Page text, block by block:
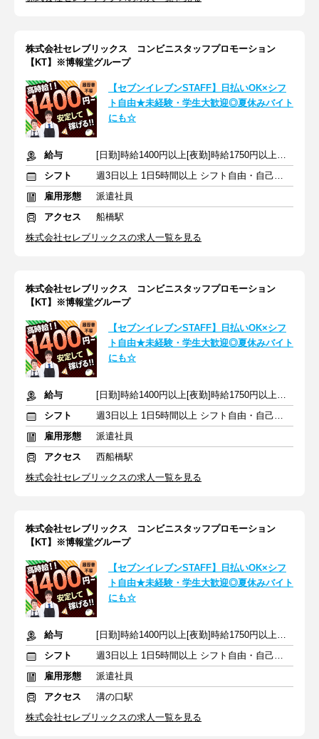
株式会社セレブリックス コンビニスタッフプロモーション
【KT】※博報堂グループ
【セブンイレブンSTAFF】日払いOK×シフ
ト自由★未経験・学生大歓迎◎夏休みバイト
にも☆
給与
[日勤]時給1400円以上[夜勤]時給1750円以上＋交通費
シフト
週3日以上 1日5時間以上 シフト自由・自己申告
雇用形態
派遣社員
アクセス
船橋駅
株式会社セレブリックスの求人一覧を見る
株式会社セレブリックス コンビニスタッフプロモーション
【KT】※博報堂グループ
【セブンイレブンSTAFF】日払いOK×シフ
ト自由★未経験・学生大歓迎◎夏休みバイト
にも☆
給与
[日勤]時給1400円以上[夜勤]時給1750円以上＋交通費
シフト
週3日以上 1日5時間以上 シフト自由・自己申告
雇用形態
派遣社員
アクセス
西船橋駅
株式会社セレブリックスの求人一覧を見る
株式会社セレブリックス コンビニスタッフプロモーション
【KT】※博報堂グループ
【セブンイレブンSTAFF】日払いOK×シフ
ト自由★未経験・学生大歓迎◎夏休みバイト
にも☆
給与
[日勤]時給1400円以上[夜勤]時給1750円以上＋交通費
シフト
週3日以上 1日5時間以上 シフト自由・自己申告
雇用形態
派遣社員
アクセス
溝の口駅
株式会社セレブリックスの求人一覧を見る